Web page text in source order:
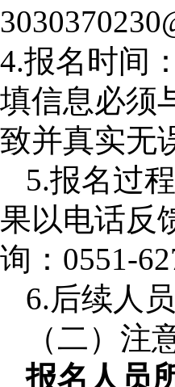
4.报名时间
填信息必须
致并真实无
5.报名过
果以电话反
询：0551-
6.后续人
（二）注
报名人员